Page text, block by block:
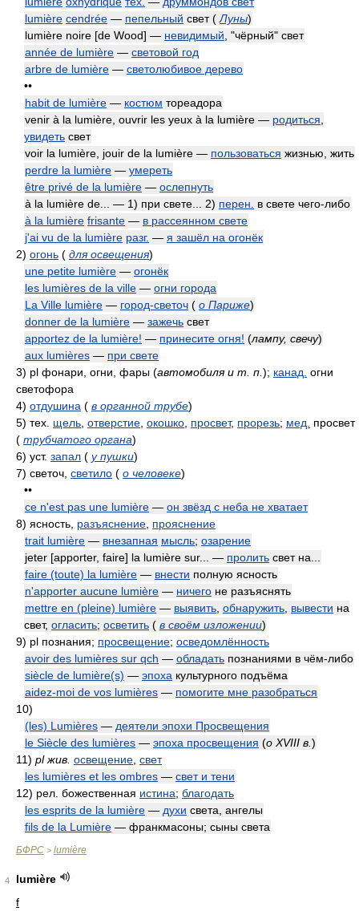
lumière cendrée — пепельный свет( Луны)
lumière noire [de Wood] — невидимый , "чёрный" свет
année de lumière — световой год
arbre de lumière — светолюбивое дерево
••
habit de lumière — костюм тореадора
venir à la lumière, ouvrir les yeux à la lumière — родиться
увидеть свет
voir la lumière, jouir de la lumière — пользоваться жизнью, жить
perdre la lumière — умереть
être privé de la lumière — ослепнуть
à la lumière de... — 1) при свете... 2) перен.
в свете чего-либо
à la lumière frisante — в рассеянном свете
j'ai vu de la lumière разг. — я зашёл на огонёк
2) огонь ( для освещения)
une petite lumière — огонёк
les lumières de la ville — огни города
La Ville lumière — город-светоч ( о Париже)
donner de la lumière — зажечь свет
apportez de la lumière! — принесите огня! (лампу, свечу)
aux lumières — при свете
3) pl фонари, огни, фары (автомобиля и т. п. ); канад. огни
светофора
4) отдушина ( в органной трубе)
5) тех. щель отверстие окошко просвет, прорезь; мед.
просвет
( трубчатого органа)
6) уст. запал ( у пушки)
7) светоч, светило ( о человеке)
••
ce n'est pas une lumière — он звёзд с неба не хватает
8) ясность, разъяснение прояснение
trait lumière — внезапная мысль; озарение
jeter [apporter, faire] la lumière sur... — пролить свет на...
faire (toute) la lumière — внести полную ясность
n'apporter aucune lumière — ничего не разъяснять
mettre en (pleine) lumière — выявить обнаружить вывести на
свет, огласить; осветить ( в своём изложении)
9) pl познания; просвещение; осведомлённость
avoir des lumières sur qch — обладать познаниями в чём-либо
siècle de lumière(s) — эпоха культурного подъёма
aidez-moi de vos lumières — помогите мне разобраться
10)
(les) Lumières — деятели эпохи Просвещения
le Siècle des lumières — эпоха просвещения (о XVIII в. )
11) pl жив. освещение свет
les lumières et les ombres — свет и тени
12) рел. божественная истина; благодать
les esprits de la lumière — духи света, ангелы
fils de la Lumière — франкмасоны; сыны света
БФРС > lumière
4
lumière
f